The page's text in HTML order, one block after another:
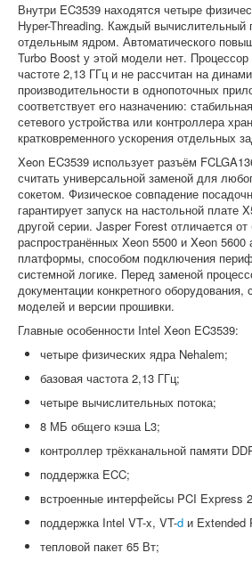
Внутри EC3539 находятся четыре
Hyper-Threading. Каждый вычислительный
отдельным ядром. Автоматического
Turbo Boost у этой модели нет. Процессор
частоте 2,13 ГГц и не рассчитан на
производительности в однопоточных
соответствует его назначению:
сетевого устройства или контроллера
кратковременного ускорения отдельных
Xeon EC3539 использует разъём
считать универсальной заменой для
сокетом. Физическое совпадение
гарантирует запуск на настольной плате
другой серии. Jasper Forest отличается от
распространённых Xeon 5500 и Xeon 5600
платформы, способом подключения
системной логике. Перед заменой
документации конкретного
моделей и версии прошивки.
Главные особенности Intel Xeon EC3539:
четыре физических ядра Nehalem;
базовая частота 2,13 ГГц;
четыре вычислительных потока;
8 МБ общего кэша L3;
контроллер трёхканальной памяти
поддержка ECC;
встроенные интерфейсы PCI Express
поддержка Intel VT-x, VT-d и Extended
тепловой пакет 65 Вт;